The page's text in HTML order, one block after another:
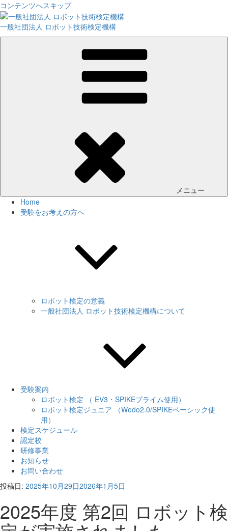
コンテンツへスキップ
一般社団法人 ロボット技術検定機構
メニュー
Home
受験をお考えの方へ
ロボット検定の意義
一般社団法人 ロボット技術検定機構について
受験案内
ロボット検定 （ EV3・SPIKEプライム使用）
ロボット検定ジュニア （Wedo2.0/SPIKEベーシック使
用）
検定スケジュール
認定校
研修事業
お知らせ
お問い合わせ
投稿日: 2025年10月29日2026年1月5日
2025年度 第2回 ロボット検